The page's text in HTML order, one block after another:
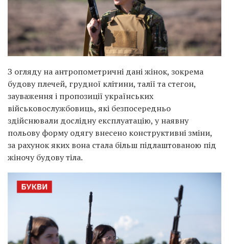
З огляду на антропометричні дані жінок, зокрема
будову плечей, грудної клітини, талії та стегон,
зауваження і пропозиції українських
військовослужбовиць, які безпосередньо
здійснювали дослідну експлуатацію, у наявну
польову форму одягу внесено конструктивні зміни,
за рахунок яких вона стала більш підлаштованою під
жіночу будову тіла.